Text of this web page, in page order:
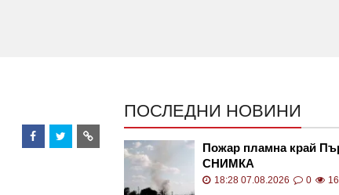
ПОСЛЕДНИ НОВИНИ
Пожар пламна край
СНИМКА
18:28 07.08.2026 0